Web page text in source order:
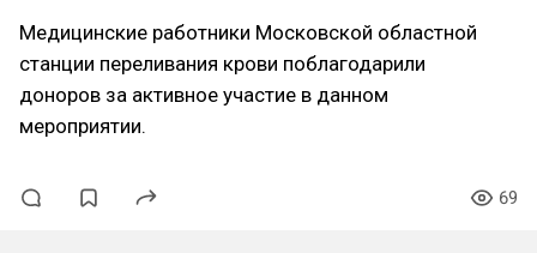
Медицинские работники Московской областной
станции переливания крови поблагодарили
доноров за активное участие в данном
мероприятии.
69